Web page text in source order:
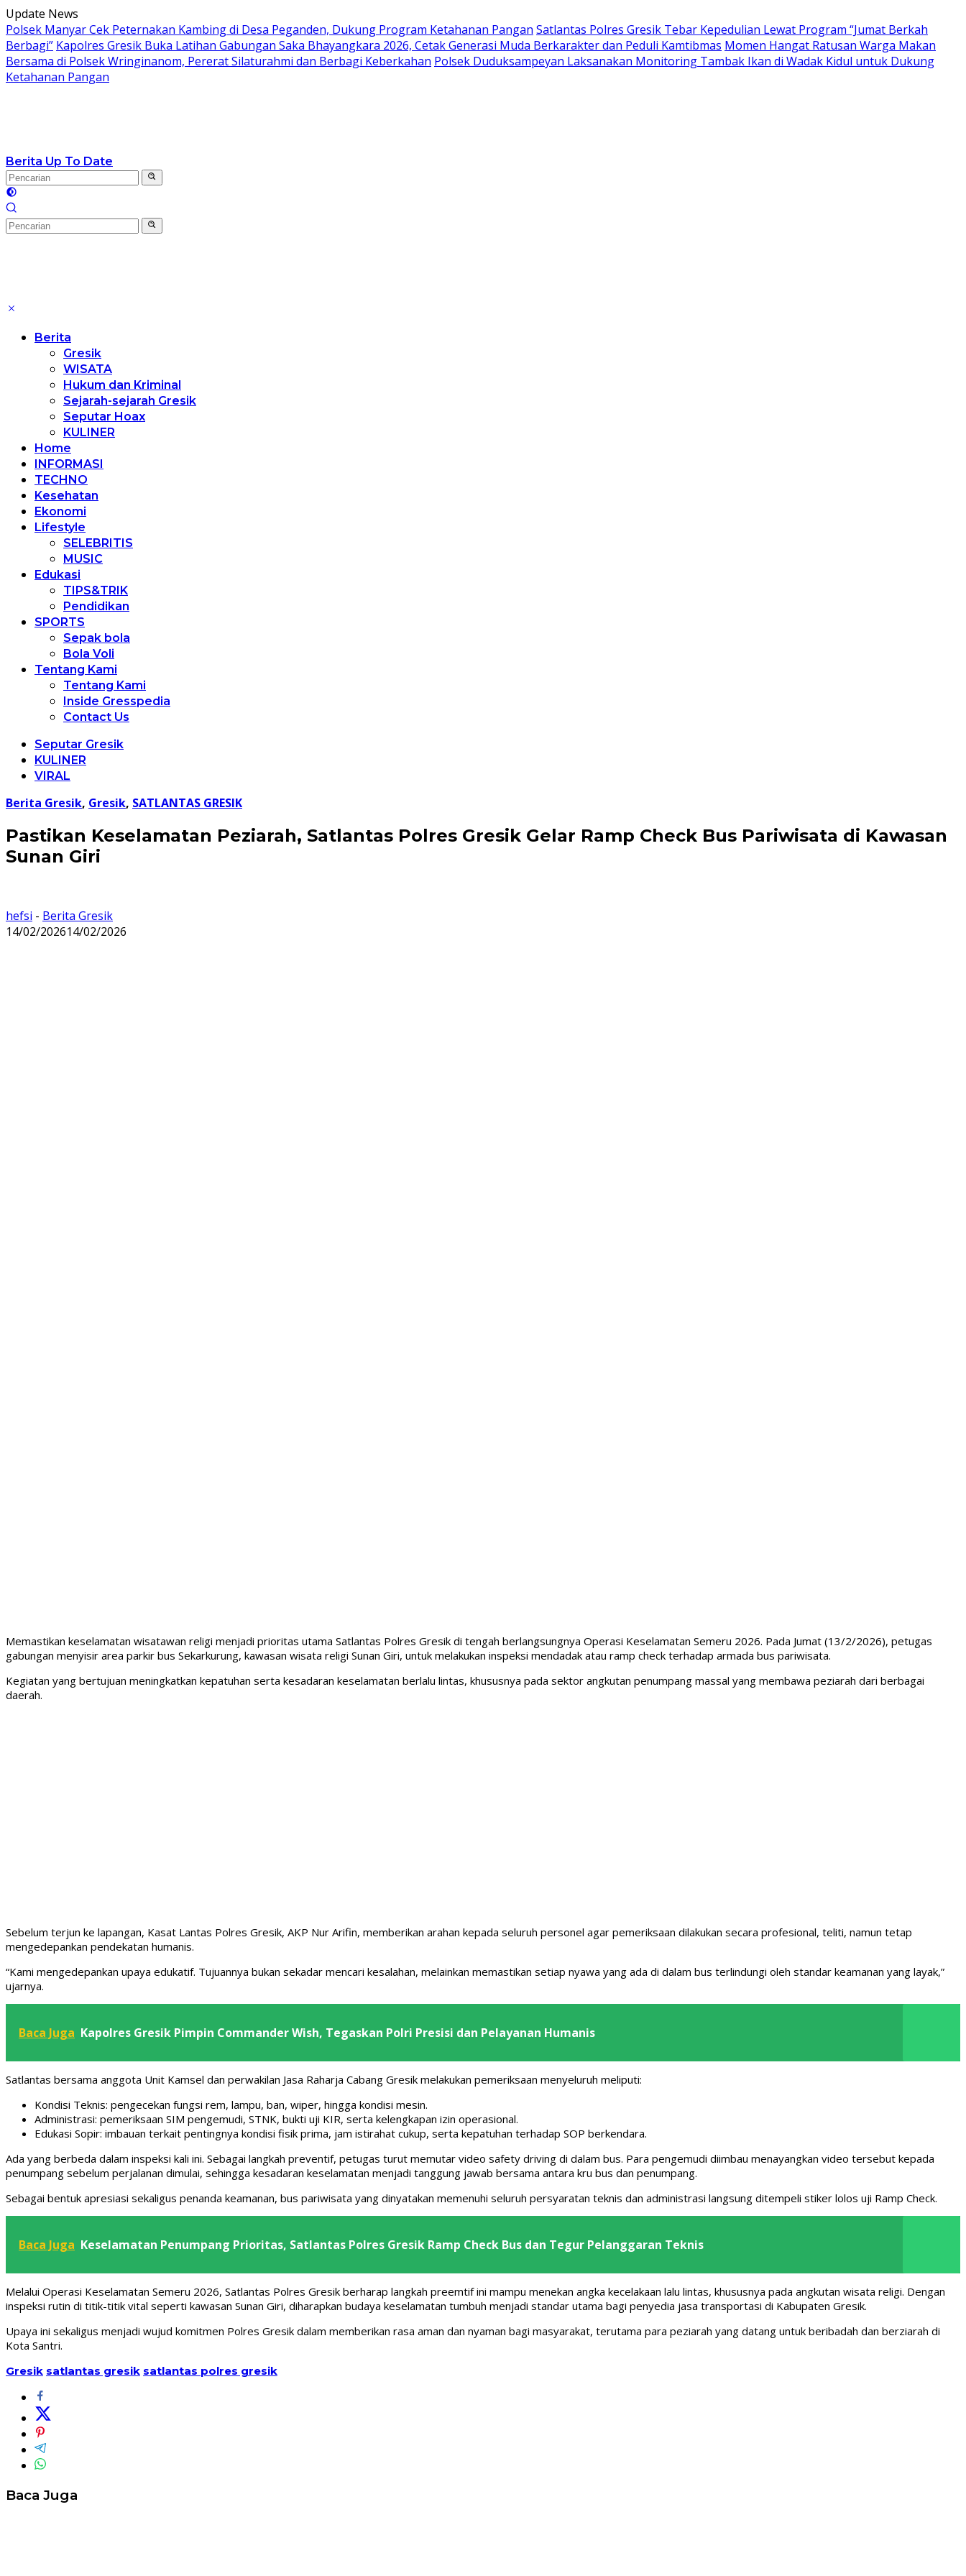
Langsung
ke
konten
Update News
Polsek Manyar Cek Peternakan Kambing di Desa Peganden, Dukung Program Ketahanan Pangan Satlantas Polres Gresik Tebar Kepedulian Lewat Program “Jumat Berkah
Berbagi” Kapolres Gresik Buka Latihan Gabungan Saka Bhayangkara 2026, Cetak Generasi Muda Berkarakter dan Peduli Kamtibmas Momen Hangat Ratusan Warga Makan
Bersama di Polsek Wringinanom, Pererat Silaturahmi dan Berbagi Keberkahan Polsek Duduksampeyan Laksanakan Monitoring Tambak Ikan di Wadak Kidul untuk Dukung
Ketahanan Pangan
Berita Up To Date
Berita
Gresik
WISATA
Hukum dan Kriminal
Sejarah-sejarah Gresik
Seputar Hoax
KULINER
Home
INFORMASI
TECHNO
Kesehatan
Ekonomi
Lifestyle
SELEBRITIS
MUSIC
Edukasi
TIPS&TRIK
Pendidikan
SPORTS
Sepak bola
Bola Voli
Tentang Kami
Tentang Kami
Inside Gresspedia
Contact Us
Seputar Gresik
KULINER
VIRAL
Berita Gresik, Gresik, SATLANTAS GRESIK
Pastikan Keselamatan Peziarah, Satlantas Polres Gresik Gelar Ramp Check Bus Pariwisata di Kawasan
Sunan Giri
hefsi - Berita Gresik
14/02/202614/02/2026
Memastikan keselamatan wisatawan religi menjadi prioritas utama Satlantas Polres Gresik di tengah berlangsungnya Operasi Keselamatan Semeru 2026. Pada Jumat (13/2/2026), petugas
gabungan menyisir area parkir bus Sekarkurung, kawasan wisata religi Sunan Giri, untuk melakukan inspeksi mendadak atau ramp check terhadap armada bus pariwisata.
Kegiatan yang bertujuan meningkatkan kepatuhan serta kesadaran keselamatan berlalu lintas, khususnya pada sektor angkutan penumpang massal yang membawa peziarah dari berbagai
daerah.
Sebelum terjun ke lapangan, Kasat Lantas Polres Gresik, AKP Nur Arifin, memberikan arahan kepada seluruh personel agar pemeriksaan dilakukan secara profesional, teliti, namun tetap
mengedepankan pendekatan humanis.
“Kami mengedepankan upaya edukatif. Tujuannya bukan sekadar mencari kesalahan, melainkan memastikan setiap nyawa yang ada di dalam bus terlindungi oleh standar keamanan yang layak,”
ujarnya.
Baca Juga Kapolres Gresik Pimpin Commander Wish, Tegaskan Polri Presisi dan Pelayanan Humanis
Satlantas bersama anggota Unit Kamsel dan perwakilan Jasa Raharja Cabang Gresik melakukan pemeriksaan menyeluruh meliputi:
Kondisi Teknis: pengecekan fungsi rem, lampu, ban, wiper, hingga kondisi mesin.
Administrasi: pemeriksaan SIM pengemudi, STNK, bukti uji KIR, serta kelengkapan izin operasional.
Edukasi Sopir: imbauan terkait pentingnya kondisi fisik prima, jam istirahat cukup, serta kepatuhan terhadap SOP berkendara.
Ada yang berbeda dalam inspeksi kali ini. Sebagai langkah preventif, petugas turut memutar video safety driving di dalam bus. Para pengemudi diimbau menayangkan video tersebut kepada
penumpang sebelum perjalanan dimulai, sehingga kesadaran keselamatan menjadi tanggung jawab bersama antara kru bus dan penumpang.
Sebagai bentuk apresiasi sekaligus penanda keamanan, bus pariwisata yang dinyatakan memenuhi seluruh persyaratan teknis dan administrasi langsung ditempeli stiker lolos uji Ramp Check.
Baca Juga Keselamatan Penumpang Prioritas, Satlantas Polres Gresik Ramp Check Bus dan Tegur Pelanggaran Teknis
Melalui Operasi Keselamatan Semeru 2026, Satlantas Polres Gresik berharap langkah preemtif ini mampu menekan angka kecelakaan lalu lintas, khususnya pada angkutan wisata religi. Dengan
inspeksi rutin di titik-titik vital seperti kawasan Sunan Giri, diharapkan budaya keselamatan tumbuh menjadi standar utama bagi penyedia jasa transportasi di Kabupaten Gresik.
Upaya ini sekaligus menjadi wujud komitmen Polres Gresik dalam memberikan rasa aman dan nyaman bagi masyarakat, terutama para peziarah yang datang untuk beribadah dan berziarah di
Kota Santri.
Gresik satlantas gresik satlantas polres gresik
Baca Juga